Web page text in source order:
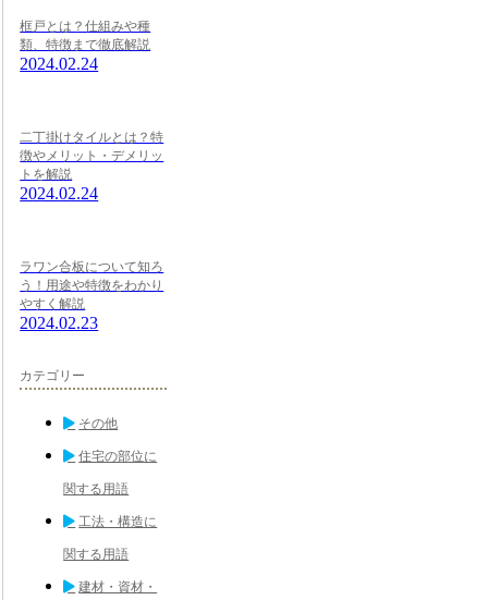
框戸とは？仕組みや種
類、特徴まで徹底解説
2024.02.24
二丁掛けタイルとは？特
徴やメリット・デメリッ
トを解説
2024.02.24
ラワン合板について知ろ
う！用途や特徴をわかり
やすく解説
2024.02.23
カテゴリー
その他
住宅の部位に
関する用語
工法・構造に
関する用語
建材・資材・